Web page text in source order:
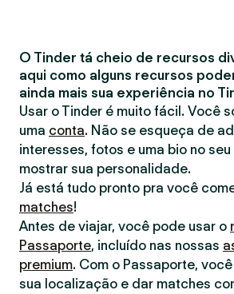
O Tinder tá cheio de recursos
aqui como alguns recursos
ainda mais sua experiência no
Usar o Tinder é muito fácil. Você
uma conta. Não se esqueça de
interesses, fotos e uma bio no
mostrar sua personalidade.
Já está tudo pronto pra você
matches!
Antes de viajar, você pode usar o
Passaporte, incluído nas nossas
premium. Com o Passaporte,
sua localização e dar matches